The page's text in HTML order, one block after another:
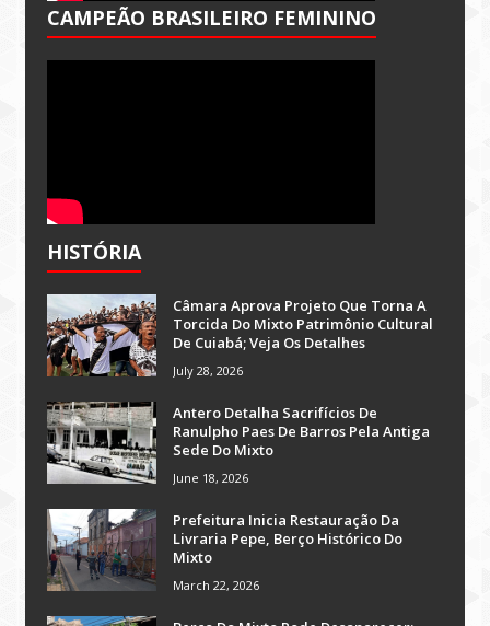
CAMPEÃO BRASILEIRO FEMININO
HISTÓRIA
Câmara Aprova Projeto Que Torna A
Torcida Do Mixto Patrimônio Cultural
De Cuiabá; Veja Os Detalhes
July 28, 2026
Antero Detalha Sacrifícios De
Ranulpho Paes De Barros Pela Antiga
Sede Do Mixto
June 18, 2026
Prefeitura Inicia Restauração Da
Livraria Pepe, Berço Histórico Do
Mixto
March 22, 2026